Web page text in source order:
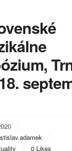
0 Likes